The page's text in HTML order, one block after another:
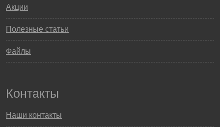
Акции
Полезные статьи
Файлы
Контакты
Наши контакты